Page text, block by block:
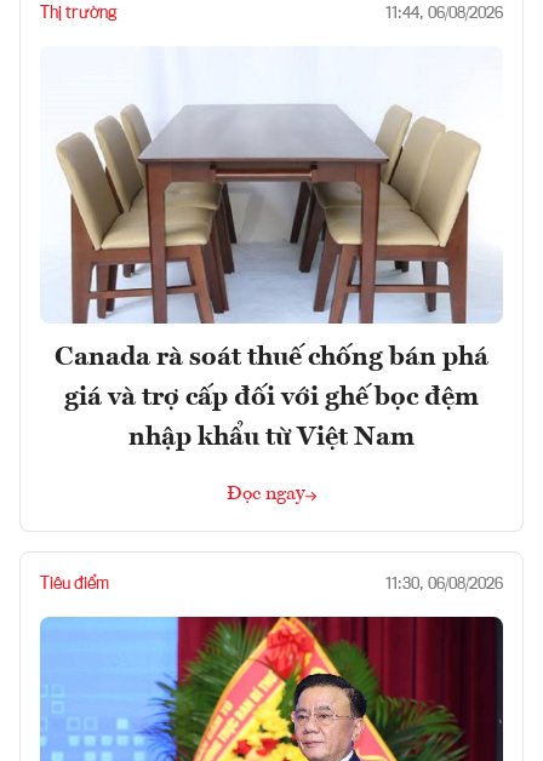
Thị trường 11:44, 06/08/2026
Canada rà soát thuế chống bán phá
giá và trợ cấp đối với ghế bọc đệm
nhập khẩu từ Việt Nam
Đọc ngay
Tiêu điểm 11:30, 06/08/2026